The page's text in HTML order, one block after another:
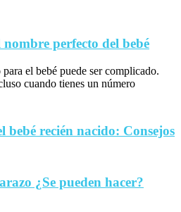
perfecto del bebé
el bebé puede ser complicado.
cuando tienes un número
bebé recién nacido: Consejos
¿Se pueden hacer?